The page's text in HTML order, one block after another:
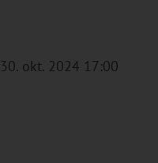
30. okt. 2024 17:00